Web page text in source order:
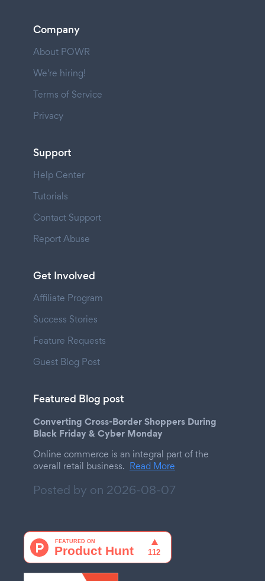
Company
About POWR
We're hiring!
Terms of Service
Privacy
Support
Help Center
Tutorials
Contact Support
Report Abuse
Get Involved
Affiliate Program
Success Stories
Feature Requests
Guest Blog Post
Featured Blog post
Converting Cross-Border Shoppers During
Black Friday & Cyber Monday
Online commerce is an integral part of the
overall retail business. Read More
Posted by on 2026-08-07